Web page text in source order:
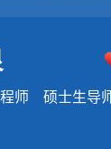
师 硕士生导